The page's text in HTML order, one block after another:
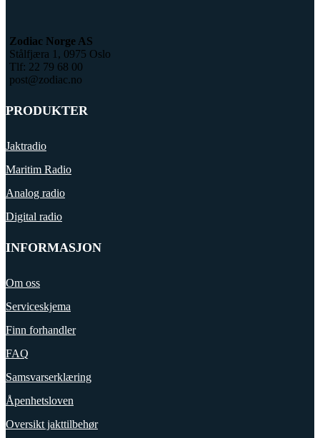
Zodiac Norge AS
Stålfjæra 1, 0975 Oslo
Tlf: 22 79 68 00
post@zodiac.no
PRODUKTER
Jaktradio
Maritim Radio
Analog radio
Digital radio
INFORMASJON
Om oss
Serviceskjema
Finn forhandler
FAQ
Samsvarserklæring
Åpenhetsloven
Oversikt jakttilbehør